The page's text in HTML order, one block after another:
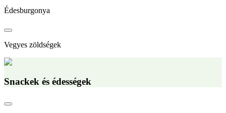
Édesburgonya
Vegyes zöldségek
Snackek és édességek